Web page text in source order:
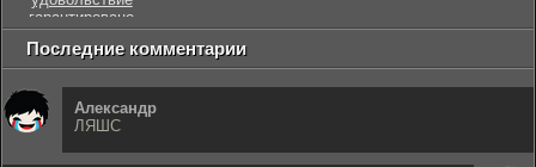
гарантировано
Последние комментарии
Александр
ЛЯШС